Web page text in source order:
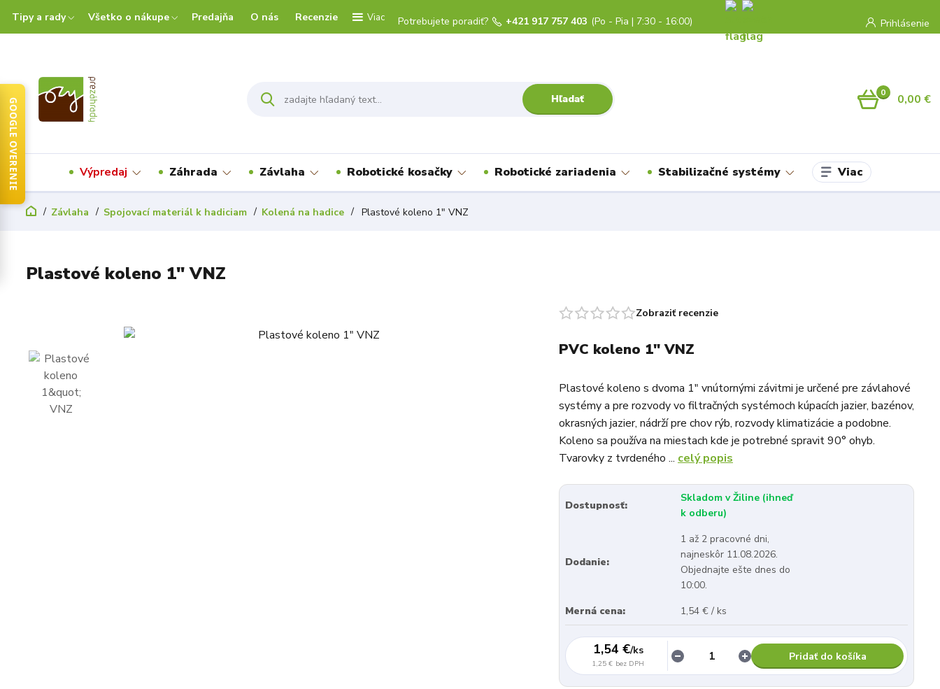
Tipy a rady Všetko o nákupe Predajňa O nás Recenzie Viac Prihlásenie
Hľadať
Potrebujete poradiť? +421 917 757 403 (Po - Pia | 7:30 - 16:00)
0 0,00 €
Výpredaj Záhrada Závlaha Robotické kosačky Robotické zariadenia Stabilizačné systémy Viac
Závlaha Spojovací materiál k hadiciam Kolená na hadice Plastové koleno 1" VNZ
Plastové koleno 1" VNZ
Zobraziť recenzie
PVC koleno 1" VNZ
Plastové koleno s dvoma 1" vnútornými závitmi je určené pre závlahové
systémy a pre rozvody vo filtračných systémoch kúpacích jazier, bazénov,
okrasných jazier, nádrží pre chov rýb, rozvody klimatizácie a podobne.
Koleno sa používa na miestach kde je potrebné spravit 90° ohyb.
Tvarovky z tvrdeného ... celý popis
Dostupnosť:
Skladom v Žiline (ihneď
k odberu)
Dodanie:
1 až 2 pracovné dni,
najneskôr 11.08.2026.
Objednajte ešte dnes do
10:00.
Merná cena:
1,54 € / ks
1,54 €/ks
1,25 € bez DPH
Pridať do košíka
GOOGLE OVERENIE